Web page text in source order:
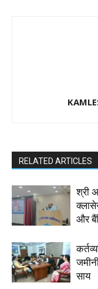
RELATED ARTICLES
श्री
और
साय